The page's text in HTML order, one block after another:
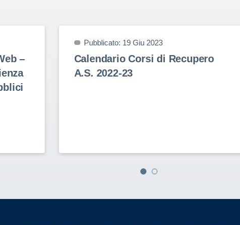
–
Pubblicato: 19 Giu 2023
Calendario Corsi di Recupero
A.S. 2022-23